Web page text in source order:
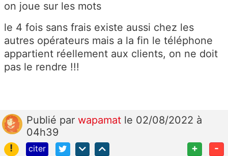
on joue sur les mots
le 4 fois sans frais existe aussi chez les
autres opérateurs mais a la fin le téléphone
appartient réellement aux clients, on ne doit
pas le rendre !!!
Publié par wapamat le 02/08/2022 à
04h39
!
citer + -